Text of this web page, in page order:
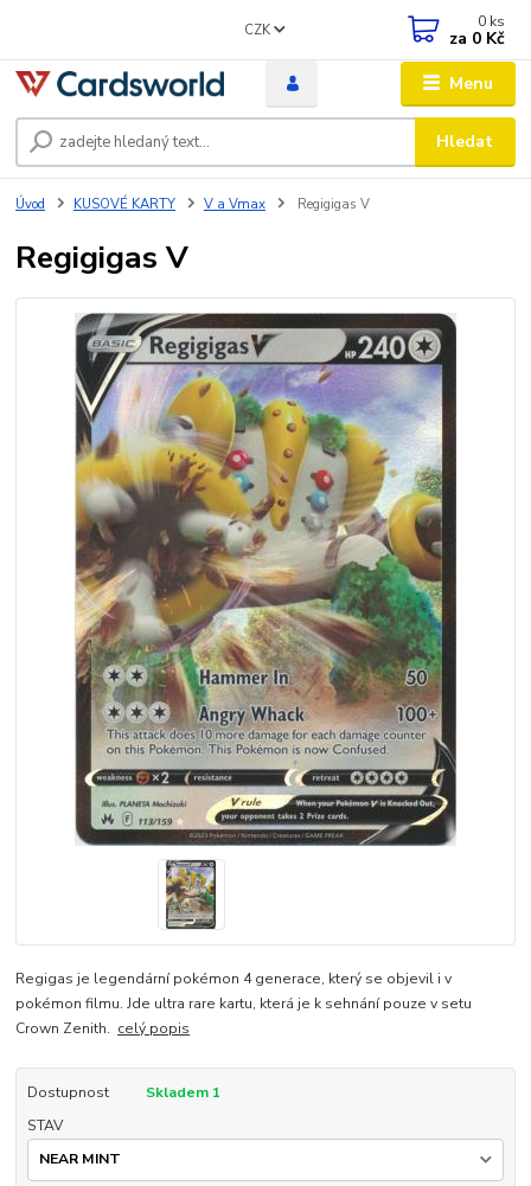
Menu
CZK
Hledat
0 ks
za 0 Kč
Úvod KUSOVÉ KARTY V a Vmax Regigigas V
Regigigas V
Regigas je legendární pokémon 4 generace, který se objevil i v
pokémon filmu. Jde ultra rare kartu, která je k sehnání pouze v setu
Crown Zenith. celý popis
Dostupnost
Skladem 1
STAV